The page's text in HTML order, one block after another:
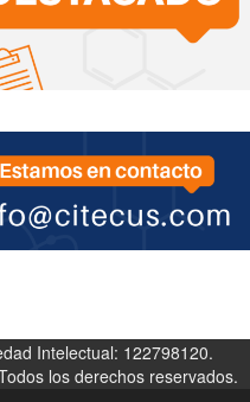
Intelectual: 122798120.
los derechos reservados.